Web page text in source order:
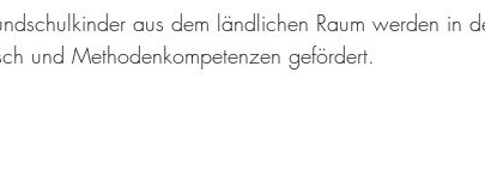
aus dem ländlichen Raum werden in
und Methodenkompetenzen gefördert.